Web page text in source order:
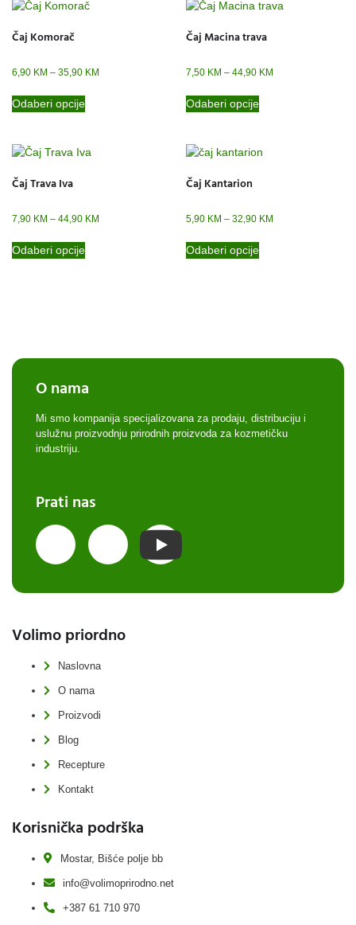
Čaj Komorač
6,90 KM – 35,90 KM
Odaberi opcije
Čaj Macina trava
7,50 KM – 44,90 KM
Odaberi opcije
Čaj Trava Iva
7,90 KM – 44,90 KM
Odaberi opcije
Čaj Kantarion
5,90 KM – 32,90 KM
Odaberi opcije
O nama
Mi smo kompanija specijalizovana za prodaju, distribuciju i
uslužnu proizvodnju prirodnih proizvoda za kozmetičku
industriju.
Prati nas
Volimo priordno
Naslovna
O nama
Proizvodi
Blog
Recepture
Kontakt
Korisnička podrška
Mostar, Bišće polje bb
info@volimoprirodno.net
+387 61 710 970